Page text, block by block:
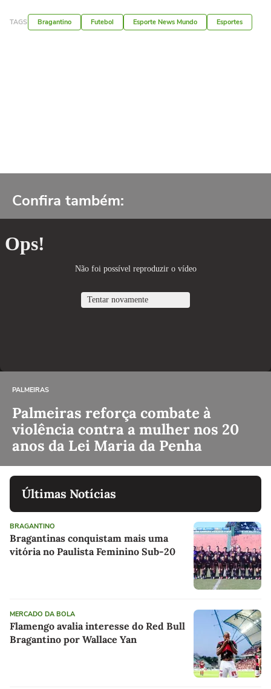
TAGS Bragantino Futebol Esporte News Mundo Esportes
Confira também:
PALMEIRAS
Palmeiras reforça combate à
violência contra a mulher nos 20
anos da Lei Maria da Penha
Últimas Notícias
BRAGANTINO
Bragantinas conquistam mais uma
vitória no Paulista Feminino Sub-20
MERCADO DA BOLA
Flamengo avalia interesse do Red Bull
Bragantino por Wallace Yan